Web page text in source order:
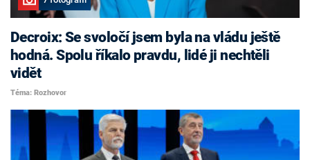
Decroix: Se svoločí jsem byla na vládu ještě
hodná. Spolu říkalo pravdu, lidé ji nechtěli
vidět
Téma: Rozhovor